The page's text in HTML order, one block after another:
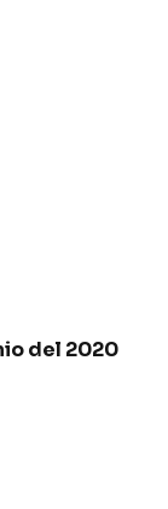
del 2020